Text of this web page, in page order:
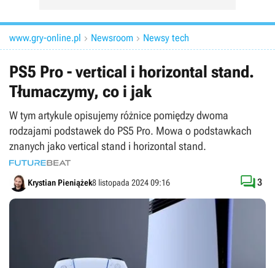
www.gry-online.pl  Newsroom  Newsy tech
PS5 Pro - vertical i horizontal stand.
Tłumaczymy, co i jak
W tym artykule opisujemy różnice pomiędzy dwoma
rodzajami podstawek do PS5 Pro. Mowa o podstawkach
znanych jako vertical stand i horizontal stand.
Krystian Pieniążek8 listopada 2024 09:16 3